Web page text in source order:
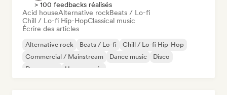
> 100 feedbacks réalisés
Acid houseAlternative rockBeats / Lo-fi
Chill / Lo-fi Hip-HopClassical music
Écrire des articles
Alternative rock Beats / Lo-fi
Chill / Lo-fi Hip-Hop
Commercial / Mainstream
Dance music
Disco
Dream pop
House music